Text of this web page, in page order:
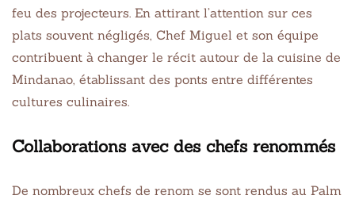
feu des projecteurs. En attirant l’attention sur ces
plats souvent négligés, Chef Miguel et son équipe
contribuent à changer le récit autour de la cuisine de
Mindanao, établissant des ponts entre différentes
cultures culinaires.
Collaborations avec des chefs renommés
De nombreux chefs de renom se sont rendus au Palm